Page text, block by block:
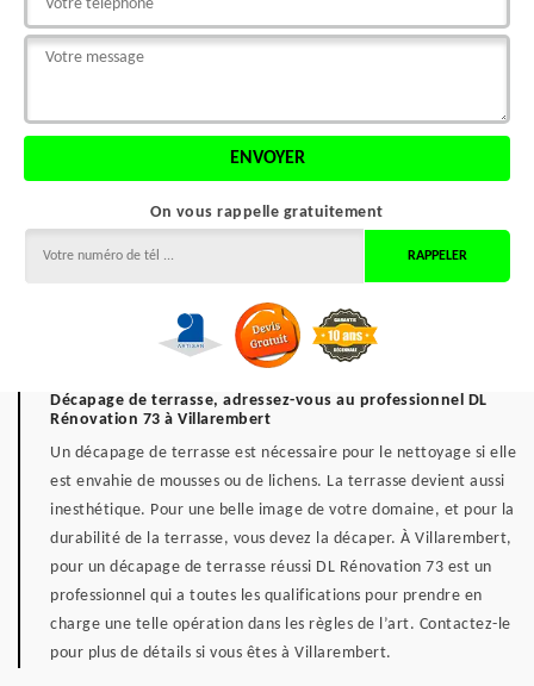
On vous rappelle gratuitement
Décapage de terrasse, adressez-vous au professionnel DL
Rénovation 73 à Villarembert
Un décapage de terrasse est nécessaire pour le nettoyage si elle
est envahie de mousses ou de lichens. La terrasse devient aussi
inesthétique. Pour une belle image de votre domaine, et pour la
durabilité de la terrasse, vous devez la décaper. À Villarembert,
pour un décapage de terrasse réussi DL Rénovation 73 est un
professionnel qui a toutes les qualifications pour prendre en
charge une telle opération dans les règles de l’art. Contactez-le
pour plus de détails si vous êtes à Villarembert.